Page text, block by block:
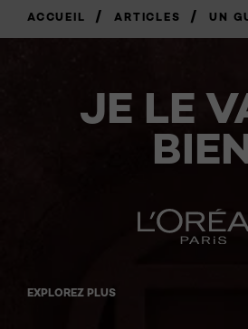
ACCUEIL / ARTICLES / UN
JE LE
EXPLOREZ PLUS